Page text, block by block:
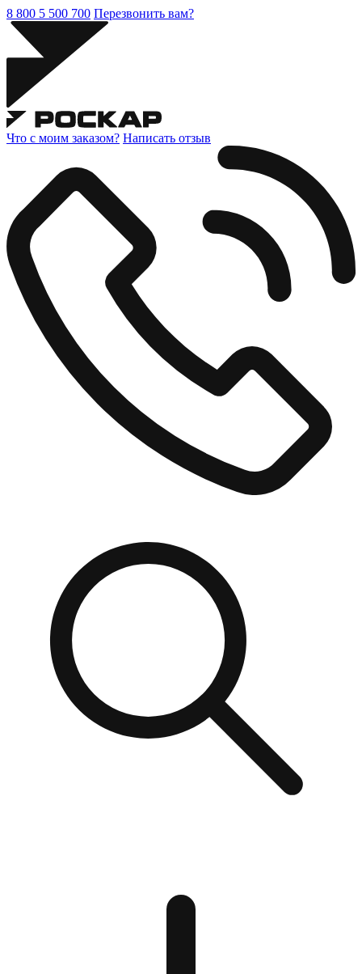
8 800 5 500 700 Перезвонить вам?
Что с моим заказом? Написать отзыв